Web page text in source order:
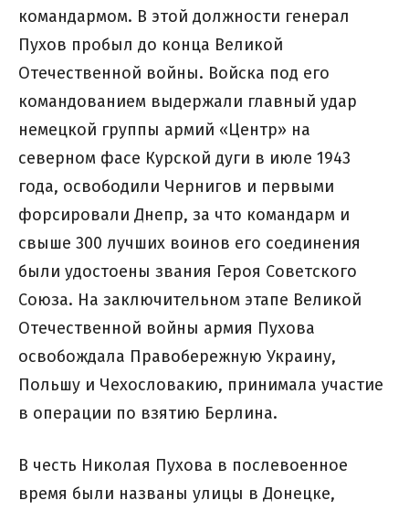
командармом. В этой должности генерал
Пухов пробыл до конца Великой
Отечественной войны. Войска под его
командованием выдержали главный удар
немецкой группы армий «Центр» на
северном фасе Курской дуги в июле 1943
года, освободили Чернигов и первыми
форсировали Днепр, за что командарм и
свыше 300 лучших воинов его соединения
были удостоены звания Героя Советского
Союза. На заключительном этапе Великой
Отечественной войны армия Пухова
освобождала Правобережную Украину,
Польшу и Чехословакию, принимала участие
в операции по взятию Берлина.
В честь Николая Пухова в послевоенное
время были названы улицы в Донецке,